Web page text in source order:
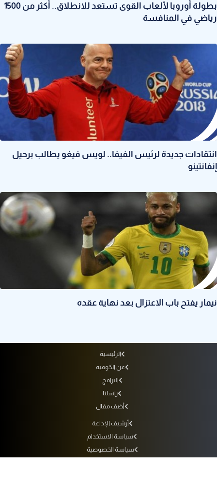
بطولة أوروبا لألعاب القوى تستعد للانطلاق.. أكثر من 1500
رياضي في المنافسة
انتقادات جديدة لرئيس الفيفا.. لويس فيغو يطالب برحيل
إنفانتينو
نيمار يفتح باب الاعتزال بعد نهاية عقده
الرئيسية
عن الكوفية
البرامج
راسلنا
أضف مقال
أرشيف الإذاعة
سياسة الاستخدام
سياسة الخصوصية